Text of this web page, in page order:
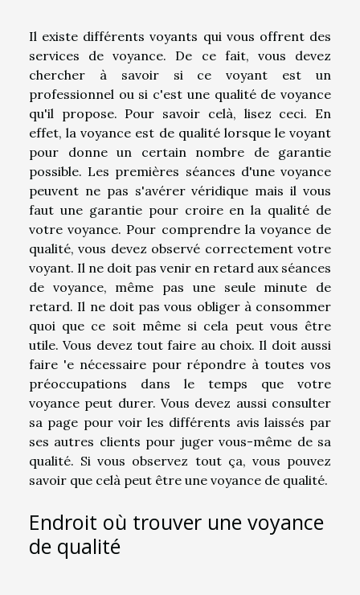
Il existe différents voyants qui vous offrent des
services de voyance. De ce fait, vous devez
chercher à savoir si ce voyant est un
professionnel ou si c'est une qualité de voyance
qu'il propose. Pour savoir celà, lisez ceci. En
effet, la voyance est de qualité lorsque le voyant
pour donne un certain nombre de garantie
possible. Les premières séances d'une voyance
peuvent ne pas s'avérer véridique mais il vous
faut une garantie pour croire en la qualité de
votre voyance. Pour comprendre la voyance de
qualité, vous devez observé correctement votre
voyant. Il ne doit pas venir en retard aux séances
de voyance, même pas une seule minute de
retard. Il ne doit pas vous obliger à consommer
quoi que ce soit même si cela peut vous être
utile. Vous devez tout faire au choix. Il doit aussi
faire 'e nécessaire pour répondre à toutes vos
préoccupations dans le temps que votre
voyance peut durer. Vous devez aussi consulter
sa page pour voir les différents avis laissés par
ses autres clients pour juger vous-même de sa
qualité. Si vous observez tout ça, vous pouvez
savoir que celà peut être une voyance de qualité.
Endroit où trouver une voyance
de qualité